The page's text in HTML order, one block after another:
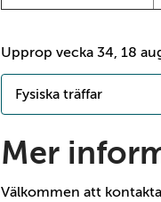
Upprop vecka 34, 18
Fysiska träffar
Mer
Välkommen att